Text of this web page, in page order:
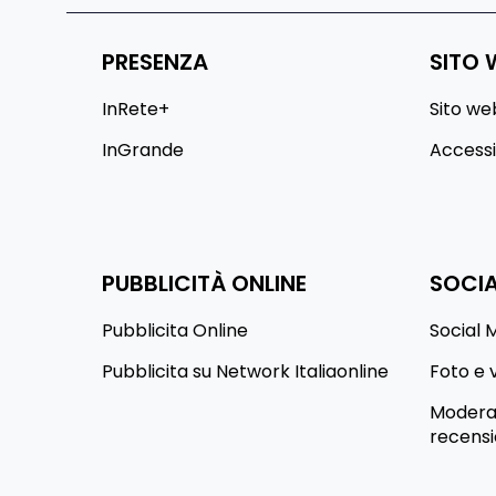
PRESENZA
InRete+
InGrande
PUBBLICITÀ ONLINE
Pubblicita Online
Pubblicita su Network Italiaonline
SITO
Sito
Social
Foto e